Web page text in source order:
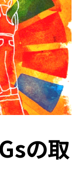
の取